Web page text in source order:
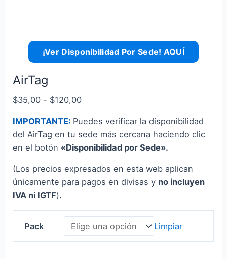
¡Ver Disponibilidad Por Sede! AQUÍ
AirTag
$35,00 - $120,00Rango
precios:
desde
$35,00
hasta
$120,00
IMPORTANTE: Puedes verificar la disponibilidad
del AirTag en tu sede más cercana haciendo clic
en el botón «Disponibilidad por Sede».
(Los precios expresados en esta web aplican
únicamente para pagos en divisas y no incluyen
IVA ni IGTF).
Pack Limpiar